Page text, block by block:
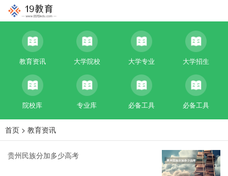
教育资讯 大学院校 大学专业 大学招生
院校库 专业库 必备工具 必备工具
首页 > 教育资讯
贵州民族分加多少高考